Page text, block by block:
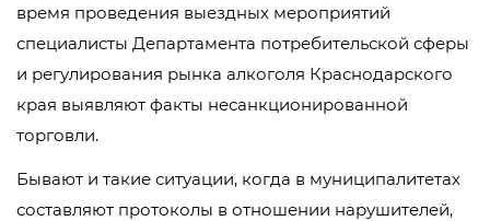
время проведения выездных мероприятий
специалисты Департамента потребительской сферы
и регулирования рынка алкоголя Краснодарского
края выявляют факты несанкционированной
торговли.
Бывают и такие ситуации, когда в муниципалитетах
составляют протоколы в отношении нарушителей,